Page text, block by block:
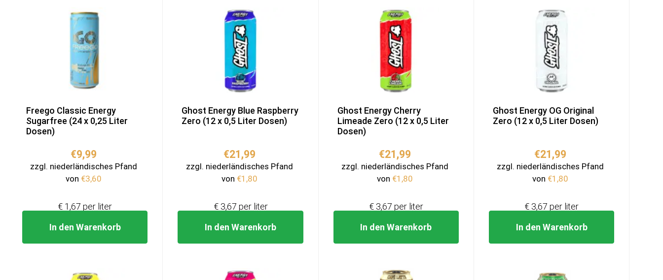
Freego Classic Energy
Sugarfree (24 x 0,25 Liter
Dosen)
€9,99
zzgl. niederländisches Pfand
von €3,60
In den Warenkorb
€ 1,67 per liter
Ghost Energy Blue Raspberry
Zero (12 x 0,5 Liter Dosen)
€21,99
zzgl. niederländisches Pfand
von €1,80
In den Warenkorb
€ 3,67 per liter
Ghost Energy Cherry
Limeade Zero (12 x 0,5 Liter
Dosen)
€21,99
zzgl. niederländisches Pfand
von €1,80
In den Warenkorb
€ 3,67 per liter
Ghost Energy OG Original
Zero (12 x 0,5 Liter Dosen)
€21,99
zzgl. niederländisches Pfand
von €1,80
In den Warenkorb
€ 3,67 per liter